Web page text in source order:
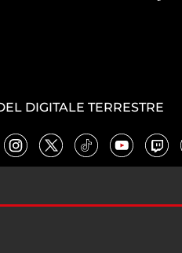
DIGITALE TERRESTRE